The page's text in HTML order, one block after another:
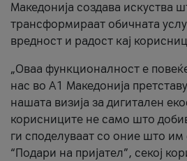
Македонија создава искуства
трансформираат обичната
вредност и радост кај
„Оваа функционалност е
нас во А1 Македонија
нашата визија за дигитален
корисниците не само што
ги споделуваат со оние што
“Подари на пријател”, секој